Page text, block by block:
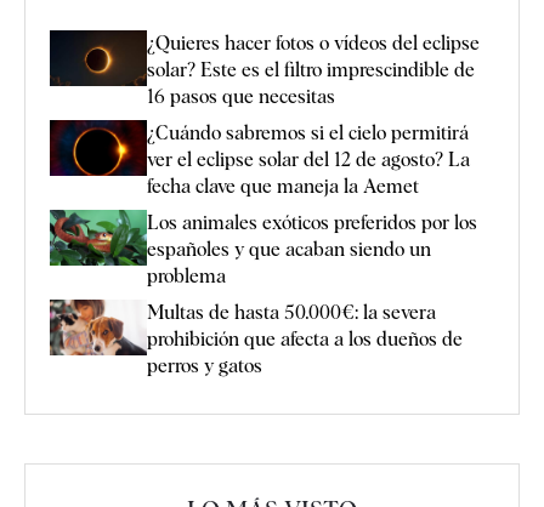
¿Quieres hacer fotos o vídeos del eclipse
solar? Este es el filtro imprescindible de
16 pasos que necesitas
¿Cuándo sabremos si el cielo permitirá
ver el eclipse solar del 12 de agosto? La
fecha clave que maneja la Aemet
Los animales exóticos preferidos por los
españoles y que acaban siendo un
problema
Multas de hasta 50.000€: la severa
prohibición que afecta a los dueños de
perros y gatos